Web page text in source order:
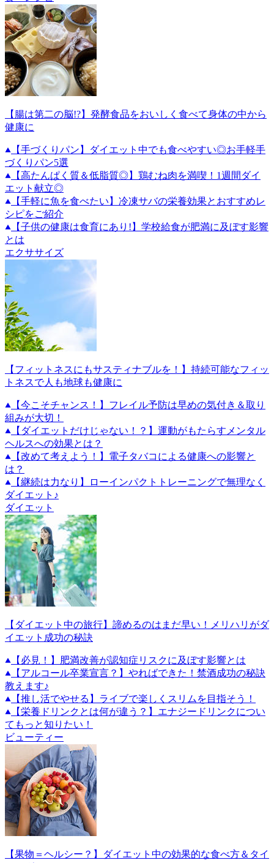
【腸は第二の脳!?】発酵食品をおいしく食べて身体の中から
健康に
【手づくりパン】ダイエット中でも食べやすい◎お手軽手
づくりパン5選
【高たんぱく質＆低脂質◎】鶏むね肉を満喫！1週間ダイ
エット献立◎
【手軽に魚を食べたい】冷凍サバの栄養効果とおすすめレ
シピをご紹介
【子供の健康は食育にあり!】学校給食が肥満に及ぼす影響
とは
エクササイズ
【フィットネスにもサスティナブルを！】持続可能なフィッ
トネスで人も地球も健康に
【今こそチャンス！】フレイル予防は早めの気付き＆取り
組みが大切！
【ダイエットだけじゃない！？】運動がもたらすメンタル
ヘルスへの効果とは？
【改めて考えよう！】電子タバコによる健康への影響と
は？
【継続は力なり】ローインパクトトレーニングで無理なく
ダイエット♪
ダイエット
【ダイエット中の旅行】諦めるのはまだ早い！メリハリがダ
イエット成功の秘訣
【必見！】肥満改善が認知症リスクに及ぼす影響とは
【アルコール卒業宣言？】やればできた！禁酒成功の秘訣
教えます♪
【推し活でやせる】ライブで楽しくスリムを目指そう！
【栄養ドリンクとは何が違う？】エナジードリンクについ
てもっと知りたい！
ビューティー
【果物＝ヘルシー？】ダイエット中の効果的な食べ方＆タイ